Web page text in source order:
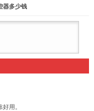
器多少钱
用。